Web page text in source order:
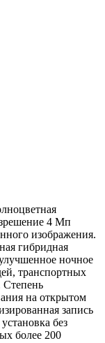
4 Мп
изображения.
гибридная
ночное
транспортных
Степень
на открытом
запись
без
более 200